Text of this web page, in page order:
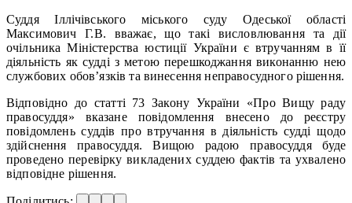
Суддя Іллічівського міського суду Одеської області
Максимович Г.В. вважає, що такі висловлювання та дії
очільника Міністерства юстиції України є втручанням в її
діяльність як судді з метою перешкоджання виконанню нею
службових обов’язків та винесення неправосудного рішення.
Відповідно до статті 73 Закону України «Про Вищу раду
правосуддя» вказане повідомлення внесено до реєстру
повідомлень суддів про втручання в діяльність судді щодо
здійснення правосуддя. Вищою радою правосуддя буде
проведено перевірку викладених суддею фактів та ухвалено
відповідне рішення.